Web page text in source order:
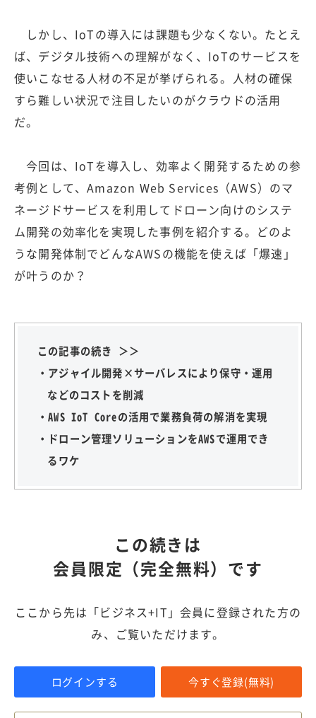
しかし、IoTの導入には課題も少なくない。たとえ
ば、デジタル技術への理解がなく、IoTのサービスを
使いこなせる人材の不足が挙げられる。人材の確保
すら難しい状況で注目したいのがクラウドの活用
だ。
今回は、IoTを導入し、効率よく開発するための参
考例として、Amazon Web Services（AWS）のマ
ネージドサービスを利用してドローン向けのシステ
ム開発の効率化を実現した事例を紹介する。どのよ
うな開発体制でどんなAWSの機能を使えば「爆速」
が叶うのか？
この記事の続き ＞＞
・アジャイル開発×サーバレスにより保守・運用
などのコストを削減
・AWS IoT Coreの活用で業務負荷の解消を実現
・ドローン管理ソリューションをAWSで運用でき
るワケ
この続きは
会員限定（完全無料）です
ここから先は「ビジネス+IT」会員に登録された方の
み、ご覧いただけます。
ログインする 今すぐ登録(無料)